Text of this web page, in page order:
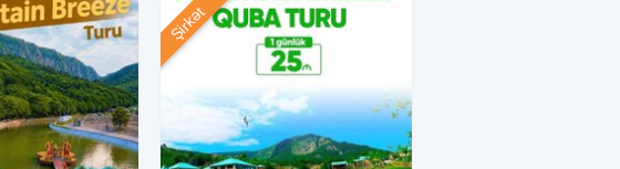
Şirkət